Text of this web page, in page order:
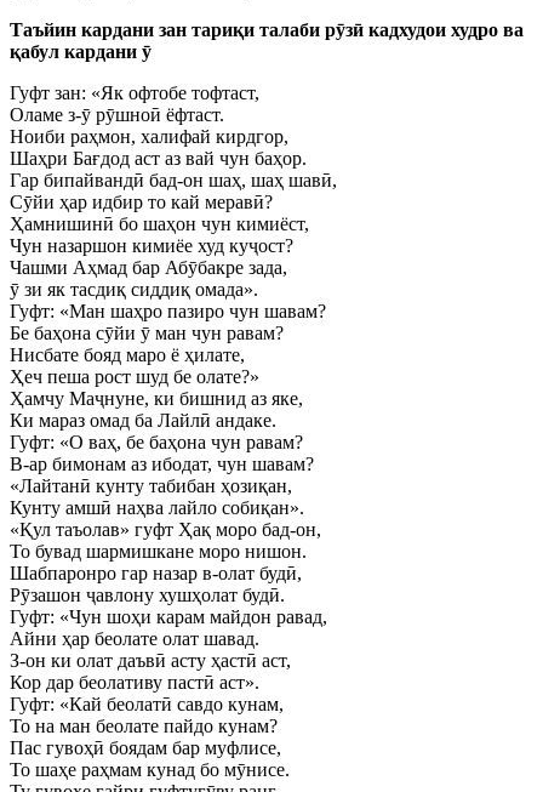
Таъйин кардани зан тариқи талаби рӯзӣ кадхудои худро ва
қабул кардани ӯ
Гуфт зан: «Як офтобе тофтаст,
Оламе з-ӯ рӯшноӣ ёфтаст.
Ноиби раҳмон, халифай кирдгор,
Шаҳри Бағдод аст аз вай чун баҳор.
Гар бипайвандӣ бад-он шаҳ, шаҳ шавӣ,
Сӯйи ҳар идбир то кай меравӣ?
Ҳамнишинӣ бо шаҳон чун кимиёст,
Чун назаршон кимиёе худ куҷост?
Чашми Аҳмад бар Абӯбакре зада,
ӯ зи як тасдиқ сиддиқ омада».
Гуфт: «Ман шаҳро пазиро чун шавам?
Бе баҳона сӯйи ӯ ман чун равам?
Нисбате бояд маро ё ҳилате,
Ҳеч пеша рост шуд бе олате?»
Ҳамчу Маҷнуне, ки бишнид аз яке,
Ки мараз омад ба Лайлӣ андаке.
Гуфт: «О ваҳ, бе баҳона чун равам?
В-ар бимонам аз ибодат, чун шавам?
«Лайтанӣ кунту табибан ҳозиқан,
Кунту амшӣ наҳва лайло собиқан».
«Қул таъолав» гуфт Ҳақ моро бад-он,
То бувад шармишкане моро нишон.
Шабпаронро гар назар в-олат будӣ,
Рӯзашон ҷавлону хушҳолат будӣ.
Гуфт: «Чун шоҳи карам майдон равад,
Айни ҳар беолате олат шавад.
З-он ки олат даъвӣ асту ҳастӣ аст,
Кор дар беолативу пастӣ аст».
Гуфт: «Кай беолатӣ савдо кунам,
То на ман беолате пайдо кунам?
Пас гувоҳӣ боядам бар муфлисе,
То шаҳе раҳмам кунад бо мӯнисе.